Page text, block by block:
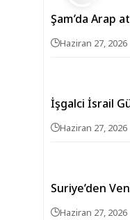
Şam’da Arap
Haziran 27, 2026
İşgalci İsrail
Haziran 27, 2026
Suriye’den
Haziran 27, 2026